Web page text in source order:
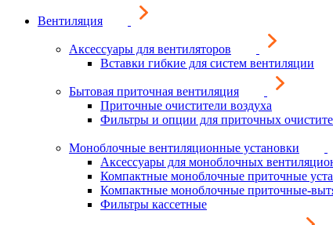
Вентиляция
Аксессуары для вентиляторов
Вставки гибкие для систем вентиляции
Бытовая приточная вентиляция
Приточные очистители воздуха
Фильтры и опции для приточных
Моноблочные вентиляционные установки
Аксессуары для моноблочных
Компактные моноблочные приточные
Компактные моноблочные приточные-
Фильтры кассетные